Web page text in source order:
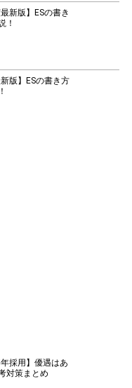
新版】ESの書き
！
版】ESの書き方
採用】優遇はあ
対策まとめ